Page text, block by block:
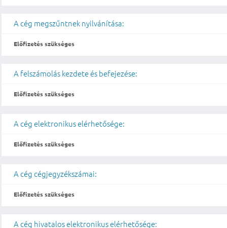
A cég megszűntnek nyilvánítása:
Előfizetés szükséges
A felszámolás kezdete és befejezése:
Előfizetés szükséges
A cég elektronikus elérhetősége:
Előfizetés szükséges
A cég cégjegyzékszámai:
Előfizetés szükséges
A cég hivatalos elektronikus elérhetősége: